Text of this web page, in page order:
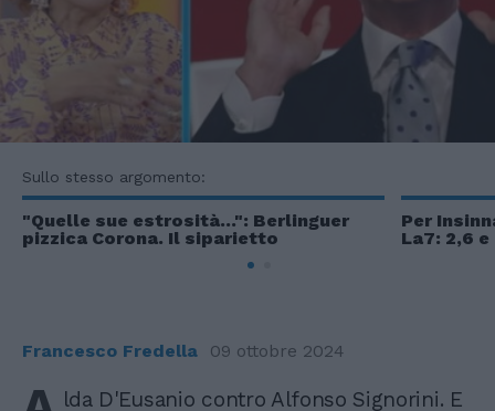
Sullo stesso argomento:
"Quelle sue estrosità...": Berlinguer
pizzica Corona. Il siparietto
Per
La7: 2,6
Francesco Fredella 09 ottobre 2024
lda D'Eusanio contro Alfonso Signorini. E